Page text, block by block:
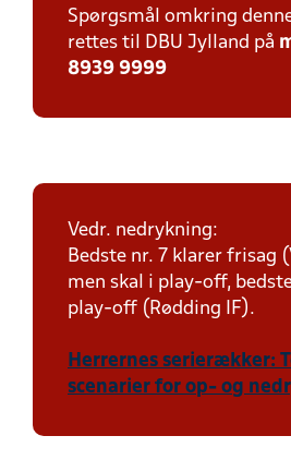
Spørgsmål omkring
rettes til DBU Jylland på
8939 9999
Vedr. nedrykning:
Bedste nr. 7 klarer frisag
men skal i play-off,
play-off (Rødding IF).
Herrernes serierækker:
scenarier for op- og